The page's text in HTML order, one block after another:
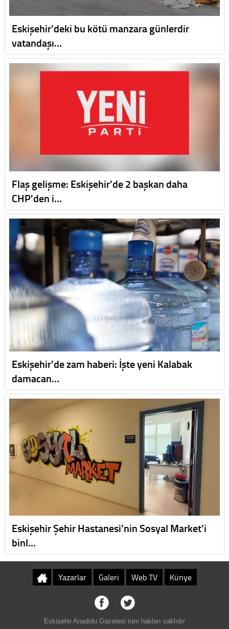
Eskişehir'deki bu kötü manzara günlerdir
vatandaşı…
Flaş gelişme: Eskişehir'de 2 başkan daha
CHP'den i…
Eskişehir'de zam haberi: İşte yeni Kalabak
damacan…
Eskişehir Şehir Hastanesi’nin Sosyal Market’i
binl…
Yazarlar Galeri Web TV Künye
Eskişehir Anadolu Gazetesi tüm hakları saklıdır